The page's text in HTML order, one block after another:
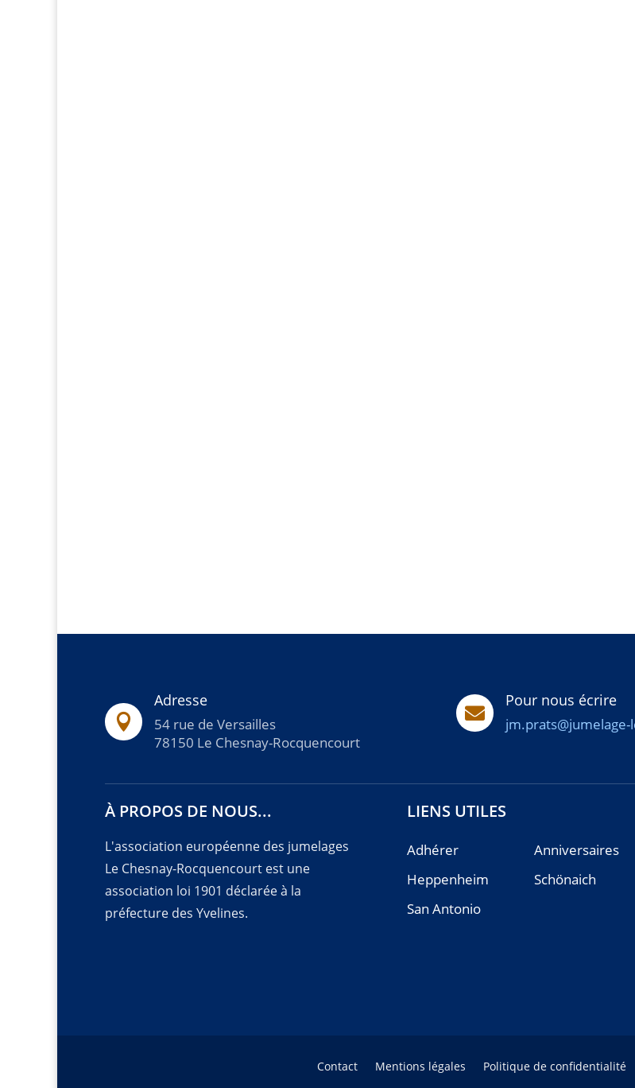

Adresse
54 rue de Versailles
78150 Le Chesnay-Rocquencourt

Pour nous écrire
À PROPOS DE NOUS...
L'association européenne des jumelages
Le Chesnay-Rocquencourt est une
association loi 1901 déclarée à la
préfecture des Yvelines.
LIENS UTILES
Adhérer
Anniversaires
Heppenheim
Schönaich
San Antonio
Contact Mentions légales Politique de confidentialité